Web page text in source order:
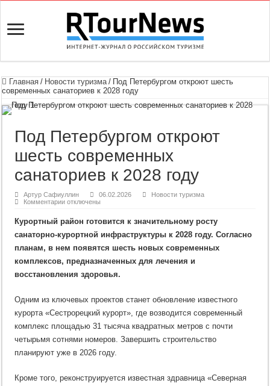
Главная / Новости туризма / Под Петербургом откроют шесть
современных санаториев к 2028 году
Под Петербургом откроют
шесть современных
санаториев к 2028 году
Артур Сафиуллин 06.02.2026
Новости туризма
Комментариик
Петербургом
шесть
санаториев
к
2028
году
отключены
Курортный район готовится к значительному росту
санаторно-курортной инфраструктуры к 2028 году. Согласно
планам, в нем появятся шесть новых современных
комплексов, предназначенных для лечения и
восстановления здоровья.
Одним из ключевых проектов станет обновление известного
курорта «Сестрорецкий курорт», где возводится современный
комплекс площадью 31 тысяча квадратных метров с почти
четырьмя сотнями номеров. Завершить строительство
планируют уже в 2026 году.
Кроме того, реконструируется известная здравница «Северная